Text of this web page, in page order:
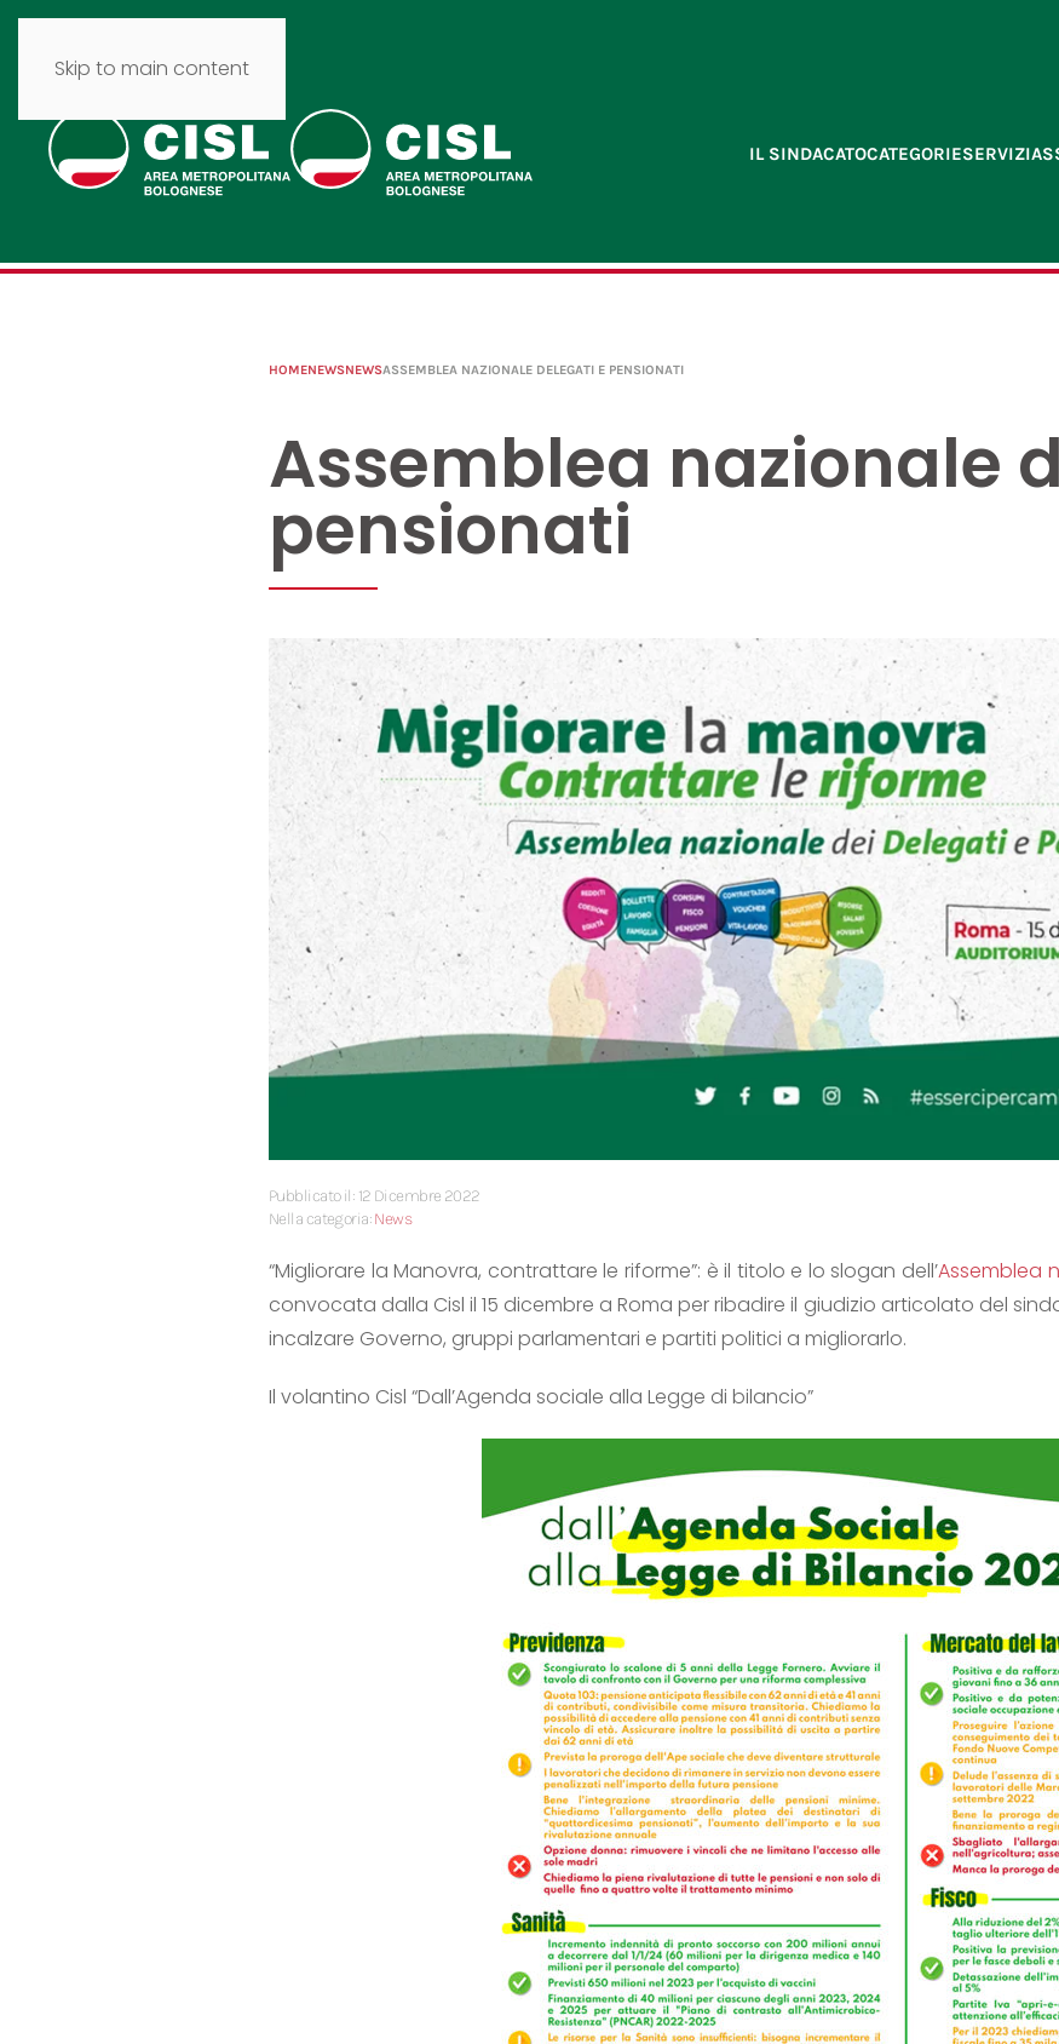
Skip to main content
IL SINDACATOCATEGORIESERVIZI
HOMENEWSNEWSASSEMBLEA NAZIONALE DELEGATI E PENSIONATI
Assemblea nazionale
pensionati
Pubblicato il: 12 Dicembre 2022
Nella categoria:News
“Migliorare la Manovra, contrattare le riforme”: è il titolo e lo slogan dell’Assemblea
convocata dalla Cisl il 15 dicembre a Roma per ribadire il giudizio articolato del
incalzare Governo, gruppi parlamentari e partiti politici a migliorarlo.
Il volantino Cisl “Dall’Agenda sociale alla Legge di bilancio”